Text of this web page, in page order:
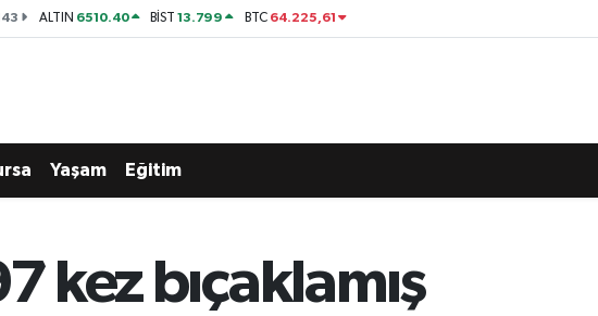
ALTIN 6510.40 BİST13.799 BTC 64.225,61
Yaşam Eğitim
kez bıçaklamış